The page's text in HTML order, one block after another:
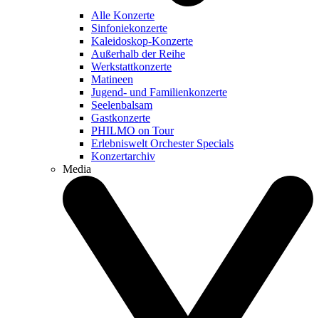
Alle Konzerte
Sinfoniekonzerte
Kaleidoskop-Konzerte
Außerhalb der Reihe
Werkstattkonzerte
Matineen
Jugend- und Familienkonzerte
Seelenbalsam
Gastkonzerte
PHILMO on Tour
Erlebniswelt Orchester Specials
Konzertarchiv
Media